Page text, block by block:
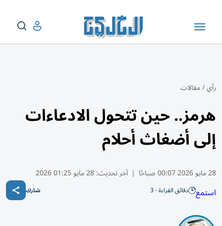
رأي/مقالات
هرمز.. حين تتحول الادعاءات
إلى أضغاث أحلام
28 مايو 2026 00:07 صباحًا | آخر تحديث:28 مايو 01:25 2026
استمع دقائق القراءة - 3 شارك